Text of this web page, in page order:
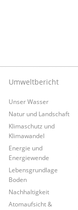
Umweltbericht
Unser Wasser
Natur und Landschaft
Klimaschutz und
Klimawandel
Energie und
Energiewende
Lebensgrundlage
Boden
Nachhaltigkeit
Atomaufsicht &